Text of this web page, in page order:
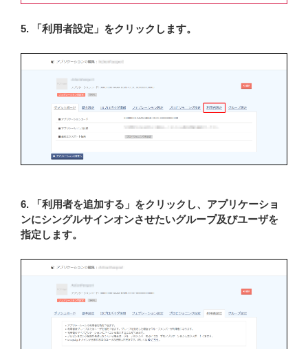
5. 「利用者設定」をクリックします。
6. 「利用者を追加する」をクリックし、アプリケーショ
ンにシングルサインオンさせたいグループ及びユーザを
指定します。